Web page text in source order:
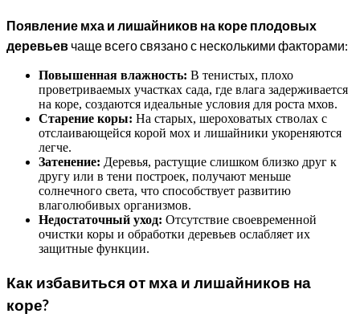
Появление мха и лишайников на коре плодовых
деревьев чаще всего связано с несколькими факторами:
Повышенная влажность: В тенистых, плохо
проветриваемых участках сада, где влага задерживается
на коре, создаются идеальные условия для роста мхов.
Старение коры: На старых, шероховатых стволах с
отслаивающейся корой мох и лишайники укореняются
легче.
Затенение: Деревья, растущие слишком близко друг к
другу или в тени построек, получают меньше
солнечного света, что способствует развитию
влаголюбивых организмов.
Недостаточный уход: Отсутствие своевременной
очистки коры и обработки деревьев ослабляет их
защитные функции.
Как избавиться от мха и лишайников на
коре?